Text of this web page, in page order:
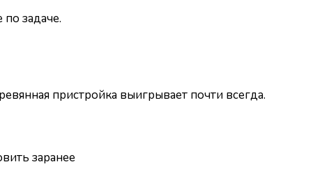
задаче.
пристройка выигрывает почти всегда.
заранее